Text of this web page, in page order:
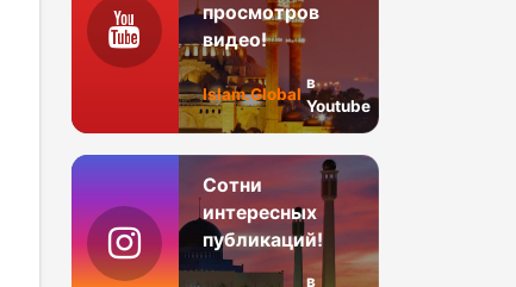
просмотров
видео!
Islam.Global
в
Youtube
Сотни
интересных
публикаций!
в